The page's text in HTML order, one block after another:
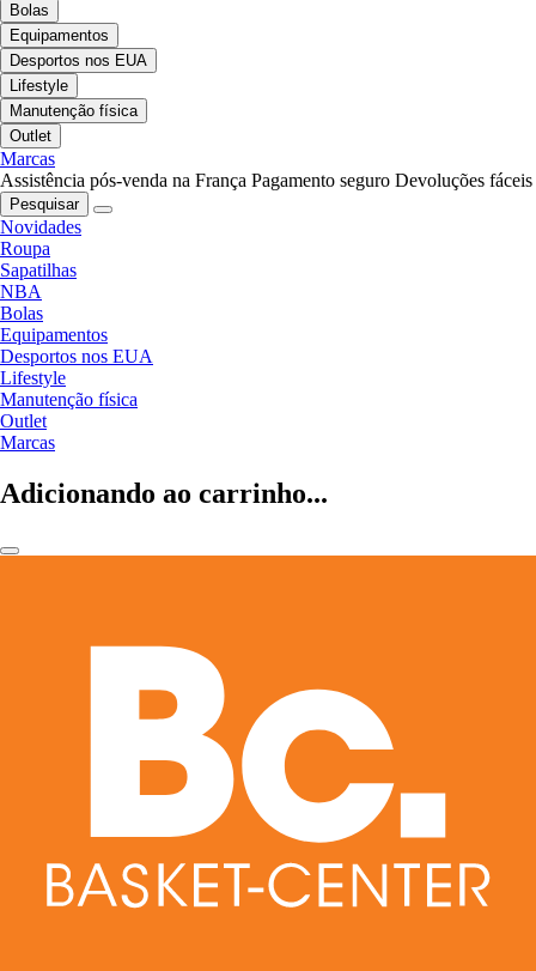
Bolas
Equipamentos
Desportos nos EUA
Lifestyle
Manutenção física
Outlet
Marcas
Assistência pós-venda na França Pagamento seguro Devoluções fáceis
Pesquisar
Novidades
Roupa
Sapatilhas
NBA
Bolas
Equipamentos
Desportos nos EUA
Lifestyle
Manutenção física
Outlet
Marcas
Adicionando ao carrinho...